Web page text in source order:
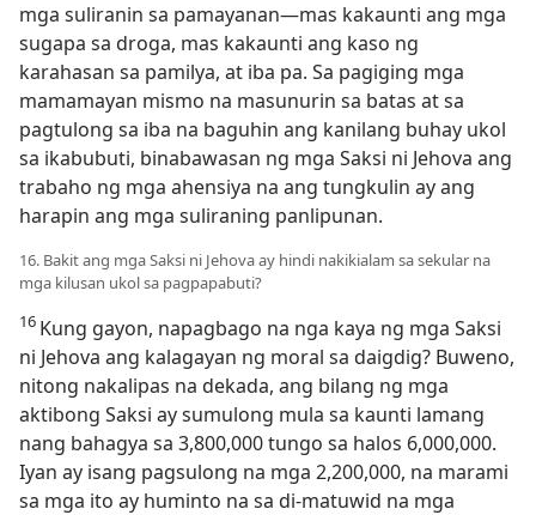
mga suliranin sa pamayanan​—mas kakaunti ang mga
sugapa sa droga, mas kakaunti ang kaso ng
karahasan sa pamilya, at iba pa. Sa pagiging mga
mamamayan mismo na masunurin sa batas at sa
pagtulong sa iba na baguhin ang kanilang buhay ukol
sa ikabubuti, binabawasan ng mga Saksi ni Jehova ang
trabaho ng mga ahensiya na ang tungkulin ay ang
harapin ang mga suliraning panlipunan.
16. Bakit ang mga Saksi ni Jehova ay hindi nakikialam sa sekular na
mga kilusan ukol sa pagpapabuti?
16 Kung gayon, napagbago na nga kaya ng mga Saksi
ni Jehova ang kalagayan ng moral sa daigdig? Buweno,
nitong nakalipas na dekada, ang bilang ng mga
aktibong Saksi ay sumulong mula sa kaunti lamang
nang bahagya sa 3,800,000 tungo sa halos 6,000,000.
Iyan ay isang pagsulong na mga 2,200,000, na marami
sa mga ito ay huminto na sa di-matuwid na mga